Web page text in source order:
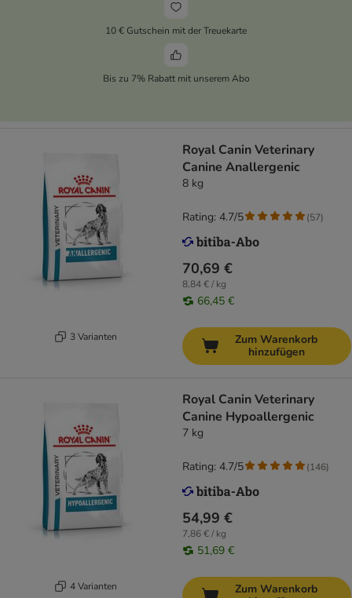
10 € Gutschein mit der Treuekarte
Bis zu 7% Rabatt mit unserem Abo
3 Varianten
Royal Canin Veterinary
Canine Anallergenic
8 kg
70,69 €
8,84 € / kg
66,45 €
Rating: 4.7/5 (57)
Zum Warenkorb
hinzufügen
4 Varianten
Royal Canin Veterinary
Canine Hypoallergenic
7 kg
54,99 €
7,86 € / kg
51,69 €
Rating: 4.7/5 (146)
Zum Warenkorb